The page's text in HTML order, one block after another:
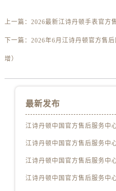
上一篇： 2026最新江诗丹顿手表官方
下一篇： 2026年6月江诗丹顿官方售
增）
最新发布